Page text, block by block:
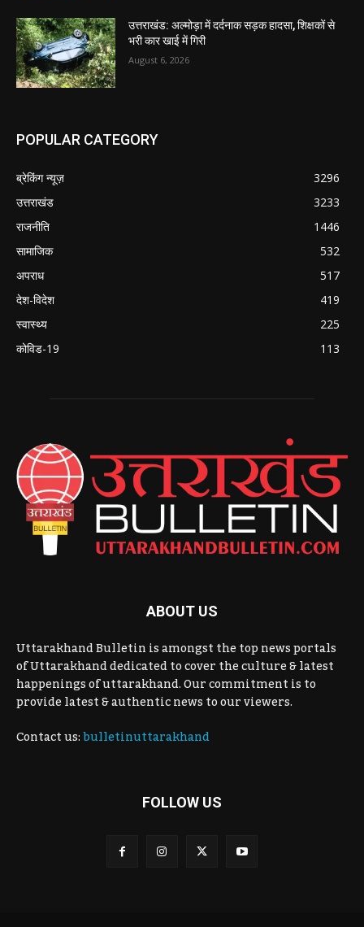
उत्तराखंड: अल्मोड़ा में दर्दनाक सड़क हादसा, शिक्षकों से
भरी कार खाई में गिरी
August 6, 2026
POPULAR CATEGORY
ब्रेकिंग न्यूज़
3296
उत्तराखंड
3233
राजनीति
1446
सामाजिक
532
अपराध
517
देश-विदेश
419
स्वास्थ्य
225
कोविड-19
113
ABOUT US
Uttarakhand Bulletin is amongst the top news portals
of Uttarakhand dedicated to cover the culture & latest
happenings of uttarakhand. Our commitment is to
provide latest & authentic news to our viewers.
Contact us:bulletinuttarakhand
FOLLOW US